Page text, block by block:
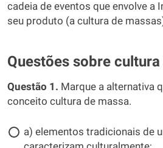
cadeia de eventos que envolve a
seu produto (a cultura de
Questões sobre
Questão 1. Marque a alternativa
conceito cultura de massa.
a) elementos tradicionais de